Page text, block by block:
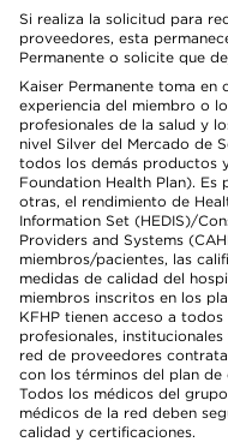
Si realiza la solicitud para
proveedores, esta
Permanente o solicite que
Kaiser Permanente toma en
experiencia del miembro o
profesionales de la salud y
nivel Silver del Mercado de
todos los demás productos
Foundation Health Plan). Es
otras, el rendimiento de
Information Set (HEDIS)/
Providers and Systems
miembros/pacientes, las
medidas de calidad del
miembros inscritos en los
KFHP tienen acceso a
profesionales,
red de proveedores
con los términos del plan
Todos los médicos del
médicos de la red deben
calidad y certificaciones.